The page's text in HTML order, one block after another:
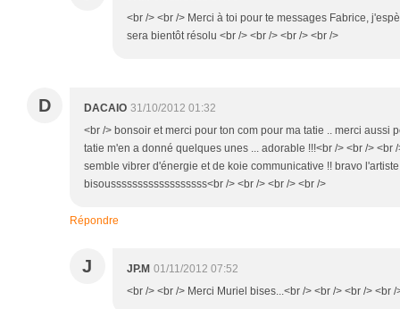
<br /> <br /> Merci à toi pour te messages Fabrice,
sera bientôt résolu <br /> <br /> <br /> <br />
D DACAIO 31/10/2012 01:32
<br /> bonsoir et merci pour ton com pour ma tatie .. merci aussi
tatie m'en a donné quelques unes ... adorable !!!<br /> <br /> <br
semble vibrer d'énergie et de koie communicative !! bravo l'artiste
bisoussssssssssssssssss<br /> <br /> <br /> <br />
Répondre
J JP.M 01/11/2012 07:52
<br /> <br /> Merci Muriel bises...<br /> <br /> <br /> <br /